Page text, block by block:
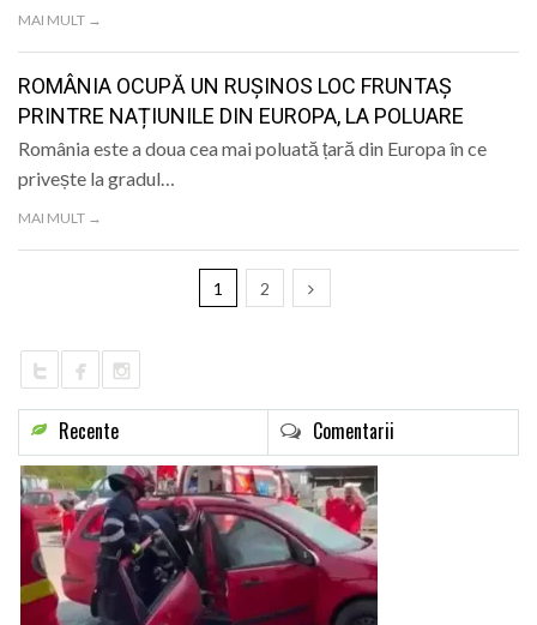
MAI MULT →
ROMÂNIA OCUPĂ UN RUȘINOS LOC FRUNTAȘ
PRINTRE NAȚIUNILE DIN EUROPA, LA POLUARE
România este a doua cea mai poluată țară din Europa în ce
privește la gradul…
MAI MULT →
1 2
Recente Comentarii